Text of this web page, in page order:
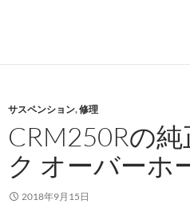
サスペンション,修理
CRM250Rの
ク オーバーホ
2018年9月15日